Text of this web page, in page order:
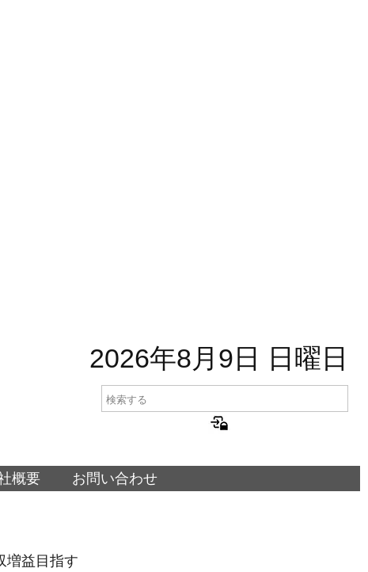
2026年8月9日 日曜日
概要 お問い合わせ
増益目指す